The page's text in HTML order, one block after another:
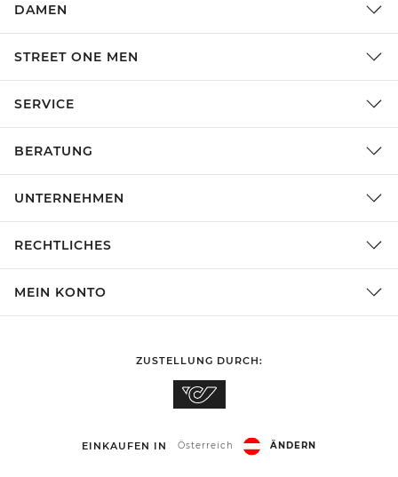
DAMEN
STREET ONE MEN
SERVICE
BERATUNG
UNTERNEHMEN
RECHTLICHES
MEIN KONTO
ZUSTELLUNG DURCH:
EINKAUFEN IN Österreich ÄNDERN